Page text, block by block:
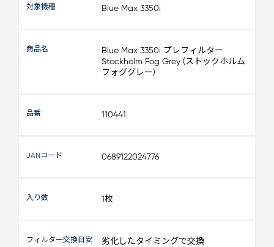
対象機種 Blue Max 3350i
商品名
Blue Max 3350i プレフィルター
Stockholm Fog Grey (ストックホルム
フォググレー)
品番 110441
JANコード 0689122024776
入り数 1枚
フィルター交換目安 劣化したタイミングで交換